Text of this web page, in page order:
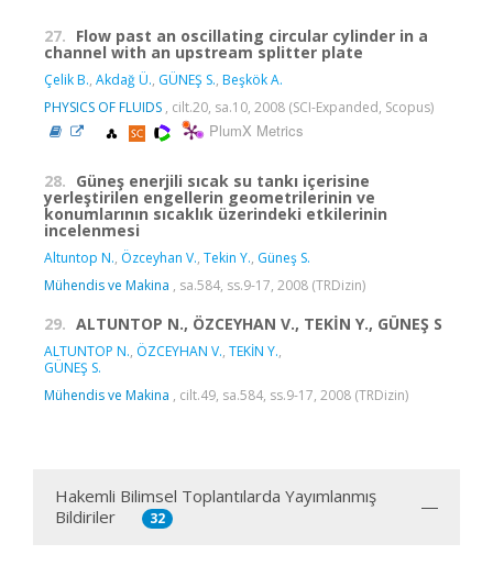
27. Flow past an oscillating circular cylinder in a
channel with an upstream splitter plate
Çelik B., Akdağ Ü., GÜNEŞ S., Beşkök A.
PHYSICS OF FLUIDS , cilt.20, sa.10, 2008 (SCI-Expanded, Scopus)
PlumX Metrics
28. Güneş enerjili sıcak su tankı içerisine
yerleştirilen engellerin geometrilerinin ve
konumlarının sıcaklık üzerindeki etkilerinin
incelenmesi
Altuntop N., Özceyhan V., Tekin Y., Güneş S.
Mühendis ve Makina , sa.584, ss.9-17, 2008 (TRDizin)
29. ALTUNTOP N., ÖZCEYHAN V., TEKİN Y., GÜNEŞ S
ALTUNTOP N., ÖZCEYHAN V., TEKİN Y.,
GÜNEŞ S.
Mühendis ve Makina , cilt.49, sa.584, ss.9-17, 2008 (TRDizin)
Hakemli Bilimsel Toplantılarda Yayımlanmış
Bildiriler
32